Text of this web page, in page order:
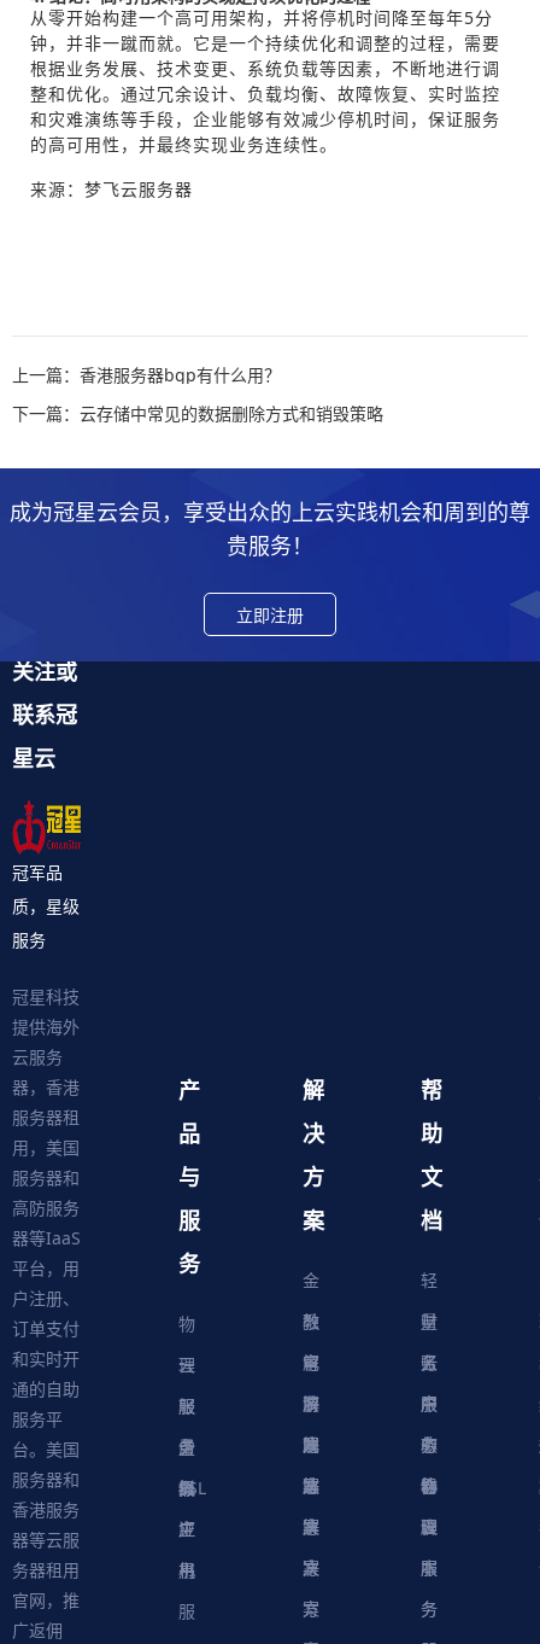
从零开始构建一个高可用架构，并将停机时间降至每年5分
钟，并非一蹴而就。它是一个持续优化和调整的过程，需要
根据业务发展、技术变更、系统负载等因素，不断地进行调
整和优化。通过冗余设计、负载均衡、故障恢复、实时监控
和灾难演练等手段，企业能够有效减少停机时间，保证服务
的高可用性，并最终实现业务连续性。
来源： 梦飞云服务器
上一篇：香港服务器bgp有什么用？
下一篇：云存储中常见的数据删除方式和销毁策略
成为冠星云会员，享受出众的上云实践机会和周到的尊
贵服务！
立即注册
关注或
联系冠
星云
冠军品
质，星级
服务
冠星科技
提供海外
云服务
器，香港
服务器租
用，美国
服务器和
高防服务
器等IaaS
平台，用
户注册、
订单支付
和实时开
通的自助
服务平
台。美国
服务器和
香港服务
器等云服
务器租用
官网，推
广返佣
产
品
与
服
务
物
理
服
务
器
云
服
务
器
轻
量
级
应
用
服
虚
拟
主
机
SSL
证
书
解
决
方
案
金
融
解
决
方
案
教
育
解
决
方
案
电
商
解
决
方
案
游
戏
解
决
方
案
网
站
解
决
方
帮
助
文
档
轻
量
云
服
务
器
财
务
中
心
账
户
中
心
服
务
协
议
软
件
脚
本
物
理
服
务
云
服
务